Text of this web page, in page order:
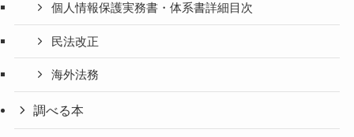
個人情報保護実務書・体系書詳細目次
民法改正
海外法務
調べる本